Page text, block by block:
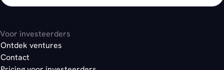
Voor investeerders
Ontdek ventures
Contact